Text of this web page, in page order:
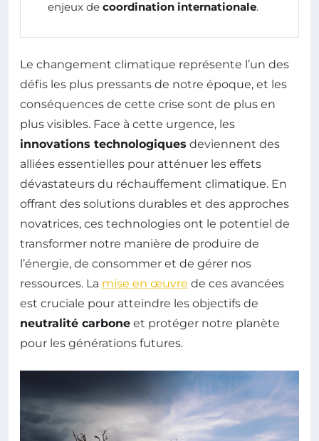
enjeux de coordination internationale.
Le changement climatique représente l’un des
défis les plus pressants de notre époque, et les
conséquences de cette crise sont de plus en
plus visibles. Face à cette urgence, les
innovations technologiques deviennent des
alliées essentielles pour atténuer les effets
dévastateurs du réchauffement climatique. En
offrant des solutions durables et des approches
novatrices, ces technologies ont le potentiel de
transformer notre manière de produire de
l’énergie, de consommer et de gérer nos
ressources. La mise en œuvre de ces avancées
est cruciale pour atteindre les objectifs de
neutralité carbone et protéger notre planète
pour les générations futures.